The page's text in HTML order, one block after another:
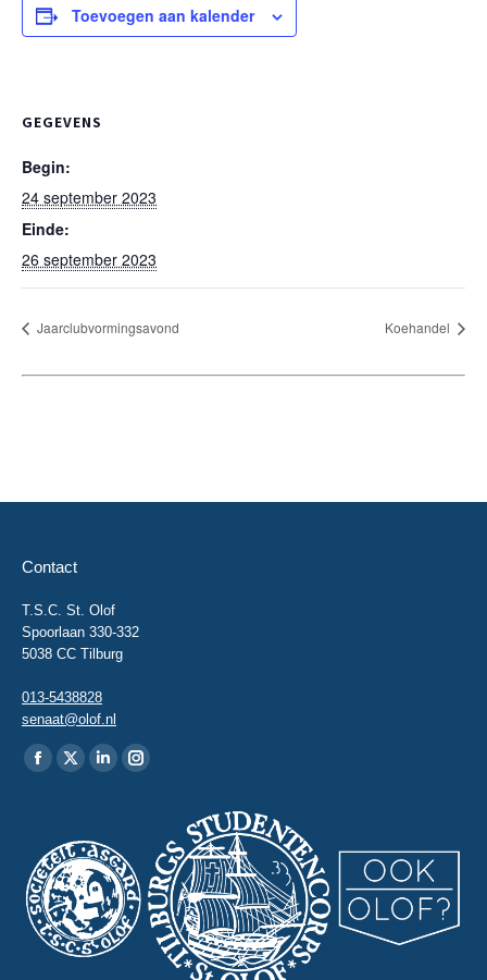
Toevoegen aan kalender
GEGEVENS
Begin:
24 september 2023
Einde:
26 september 2023
Jaarclubvormingsavond Koehandel
Contact
T.S.C. St. Olof
Spoorlaan 330-332
5038 CC Tilburg
013-5438828
senaat@olof.nl
Vind ons op:
Facebook
in
new
window
X
in
new
window
Linkedin
in
new
window
Instagram
new
window